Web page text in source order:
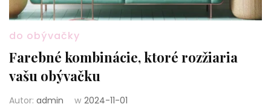
do obývačky
Farebné kombinácie, ktoré rozžiaria
vašu obývačku
Autor: admin w 2024-11-01